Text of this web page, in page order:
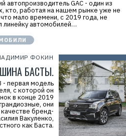
автопроизводитель GAC - один из
кто, работая на нашем рынке уже не
что мало времени, с 2019 года, не
линейку автомобилей…
ФОКИН
БАСТЫ.
- первая модель
с которой он
в конце 2019
они
бренд-
Вакуленко,
как Баста.